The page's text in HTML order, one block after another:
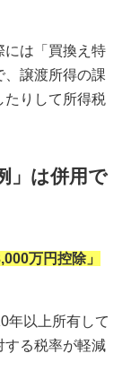
には「買換え特
、譲渡所得の課
たりして所得税
」は併用で
万円控除」
年以上所有して
する税率が軽減